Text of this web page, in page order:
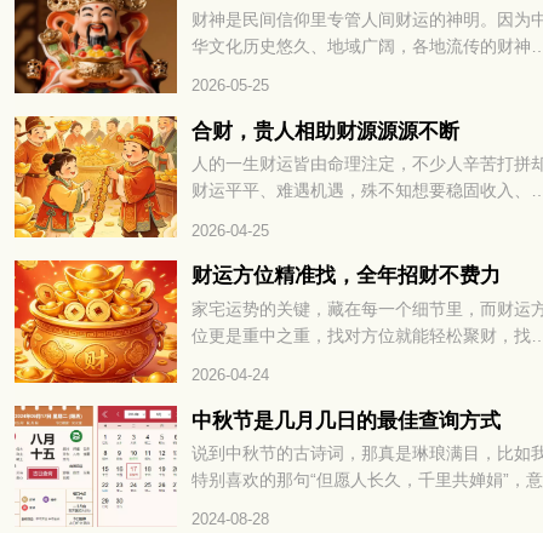
财神是民间信仰里专管人间财运的神明。因为
华文化历史悠久、地域广阔，各地流传的财神
来历与寓意。
2026-05-25
合财，贵人相助财源源源不断
人的一生财运皆由命理注定，不少人辛苦打拼
财运平平、难遇机遇，殊不知想要稳固收入、
的命理奥秘。
2026-04-25
财运方位精准找，全年招财不费力
家宅运势的关键，藏在每一个细节里，而财运
位更是重中之重，找对方位就能轻松聚财，找
心关键，财运方位。掌握对的方法，不用刻意
力，就能让财富主动靠近，财运方位精准找，
年招财不费力，接下来就为大家详细拆解如何
2026-04-24
中秋节是几月几日的最佳查询方式
说到中秋节的古诗词，那真是琳琅满目，比如
特别喜欢的那句“但愿人长久，千里共婵娟”，
2024-08-28